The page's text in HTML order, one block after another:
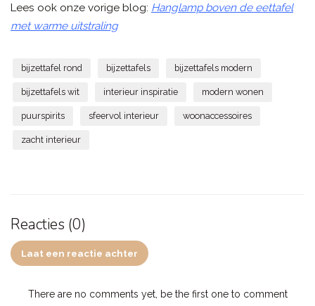
Lees ook onze vorige blog: Hanglamp boven de eettafel
met warme uitstraling
bijzettafel rond bijzettafels bijzettafels modern
bijzettafels wit interieur inspiratie modern wonen
puurspirits sfeervol interieur woonaccessoires
zacht interieur
Reacties (0)
Laat een reactie achter
There are no comments yet, be the first one to comment